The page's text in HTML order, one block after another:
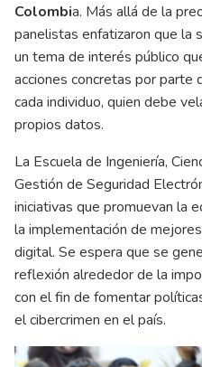
Colombia. Más allá de la
panelistas enfatizaron que la
un tema de interés público
acciones concretas por
cada individuo, quien debe
propios datos.
La Escuela de Ingeniería,
Gestión de Seguridad
iniciativas que promuevan la
la implementación de
digital. Se espera que se
reflexión alrededor de la
con el fin de fomentar
el cibercrimen en el país.